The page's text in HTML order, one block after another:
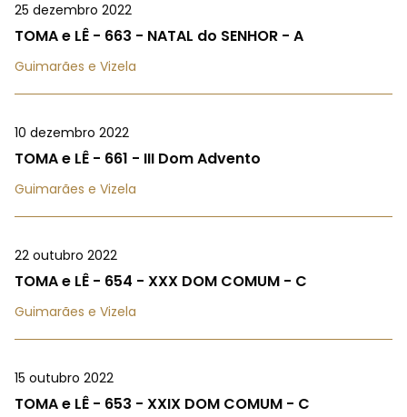
25 dezembro 2022
TOMA e LÊ - 663 - NATAL do SENHOR - A
Guimarães e Vizela
10 dezembro 2022
TOMA e LÊ - 661 - III Dom Advento
Guimarães e Vizela
22 outubro 2022
TOMA e LÊ - 654 - XXX DOM COMUM - C
Guimarães e Vizela
15 outubro 2022
TOMA e LÊ - 653 - XXIX DOM COMUM - C